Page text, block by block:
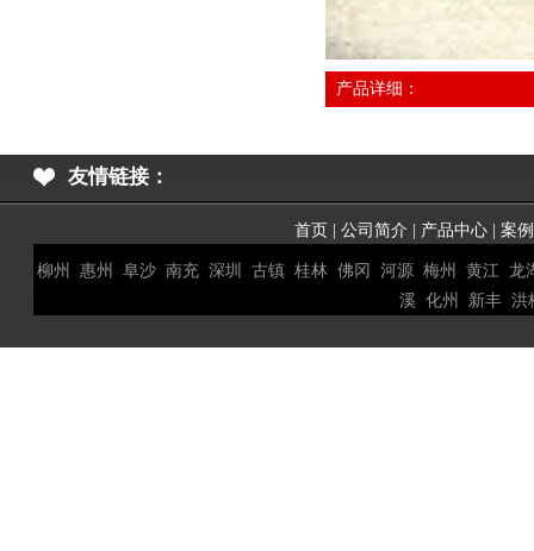
产品详细：
友情链接：
首页 |公司简介 | 产品中心 |案
柳州 惠州 阜沙 南充 深圳 古镇 桂林 佛冈 河源 梅州 黄江
龙
溪 化州 新丰 洪